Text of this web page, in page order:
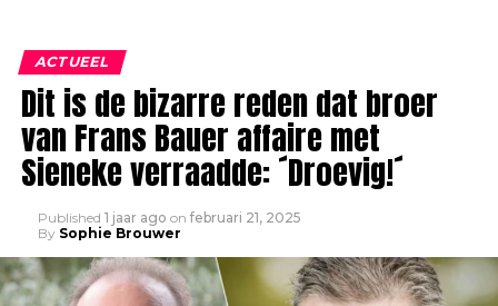
ACTUEEL
Dit is de bizarre reden dat broer
van Frans Bauer affaire met
Sieneke verraadde: ´Droevig!´
Published 1 jaar ago on februari 21, 2025
By Sophie Brouwer